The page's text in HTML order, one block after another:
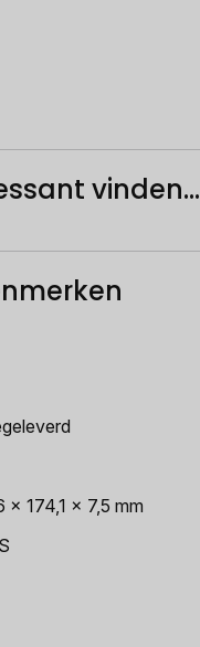
vinden...
x 174,1 x 7,5 mm